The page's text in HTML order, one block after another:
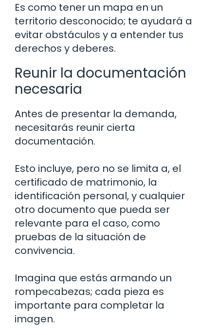
Es como tener un mapa en un
territorio desconocido; te ayudará a
evitar obstáculos y a entender tus
derechos y deberes.
Reunir la documentación
necesaria
Antes de presentar la demanda,
necesitarás reunir cierta
documentación.
Esto incluye, pero no se limita a, el
certificado de matrimonio, la
identificación personal, y cualquier
otro documento que pueda ser
relevante para el caso, como
pruebas de la situación de
convivencia.
Imagina que estás armando un
rompecabezas; cada pieza es
importante para completar la
imagen.